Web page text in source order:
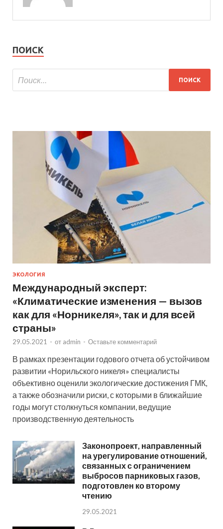
ПОИСК
ЭКОЛОГИЯ
Международный эксперт:
«Климатические изменения — вызов
как для «Норникеля», так и для всей
страны»
29.05.2021 - от admin - Оставьте комментарий
В рамках презентации годового отчета об устойчивом
развитии «Норильского никеля» специалисты
объективно оценили экологические достижения ГМК,
а также обозначили риски, с которыми в ближайшие
годы могут столкнуться компании, ведущие
производственную деятельность
Законопроект, направленный
на урегулирование отношений,
связанных с ограничением
выбросов парниковых газов,
подготовлен ко второму
чтению
29.05.2021